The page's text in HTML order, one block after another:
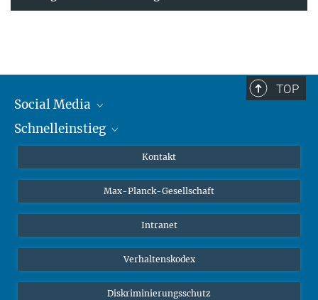
TOP
Social Media
Mastodon
Schnelleinstieg
Studierende
Schüler*innen
Öffentlichkeit
Alumnae | Alumni
Kontakt
Max-Planck-Gesellschaft
Intranet
Verhaltenskodex
Diskriminierungsschutz